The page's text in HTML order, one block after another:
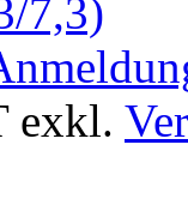
exkl.